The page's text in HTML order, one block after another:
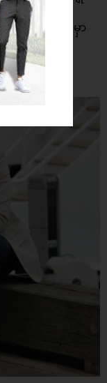
အဖြူရောင်
တ်ပြီး အောက်မှာ